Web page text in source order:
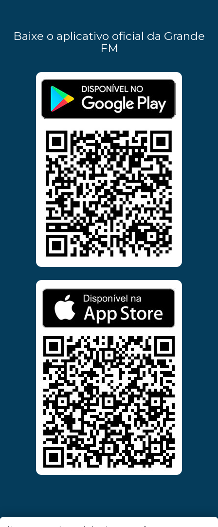
Baixe o aplicativo oficial da Grande
FM